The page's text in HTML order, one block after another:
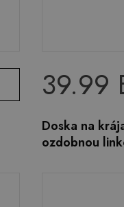
39.99
Doska na
ozdobnou